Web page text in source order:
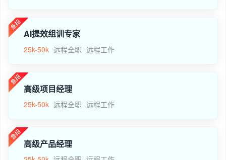
AI提效组训专家
25k-50k 远程全职 远程工作
高级项目经理
25k-50k 远程全职 远程工作
高级产品经理